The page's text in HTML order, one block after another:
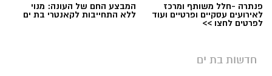
פנתרה -חלל משותף ומרכז
לאירועים עסקיים ופרטיים ועוד
לפרטים לחצו >>
המבצע החם של העונה: מנוי
ללא התחייבות לקאנטרי בת ים
חדשות בת ים